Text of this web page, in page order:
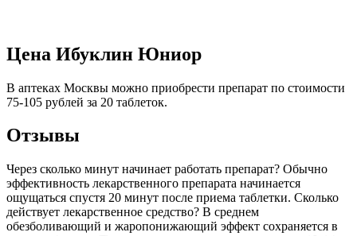
Цена Ибуклин Юниор
В аптеках Москвы можно приобрести препарат по стоимости
75-105 рублей за 20 таблеток.
Отзывы
Через сколько минут начинает работать препарат? Обычно
эффективность лекарственного препарата начинается
ощущаться спустя 20 минут после приема таблетки. Сколько
действует лекарственное средство? В среднем
обезболивающий и жаропонижающий эффект сохраняется в